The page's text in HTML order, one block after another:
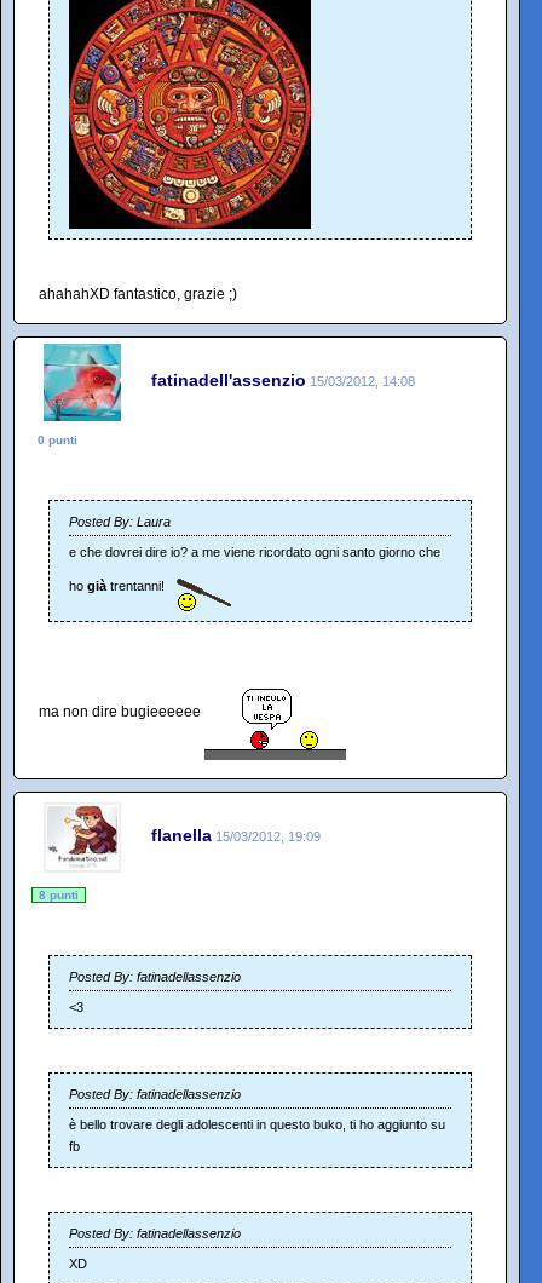
ahahahXD fantastico, grazie ;)
fatinadell'assenzio 15/03/2012, 14:08
0 punti
Posted By: Laura
e che dovrei dire io? a me viene ricordato ogni santo giorno che
ho già trentanni!
ma non dire bugieeeeee
flanella 15/03/2012, 19:09
8 punti
Posted By: fatinadellassenzio
<3
Posted By: fatinadellassenzio
è bello trovare degli adolescenti in questo buko, ti ho aggiunto su
fb
Posted By: fatinadellassenzio
XD